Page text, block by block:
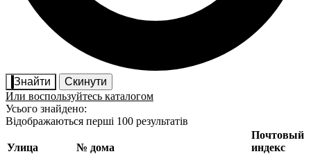
Знайти
Скинути
Или воспользуйтесь каталогом
Усього знайдено:
Відображаються перші 100 результатів
Улица № дома
Почтовый
индекс